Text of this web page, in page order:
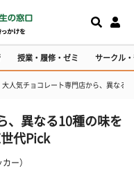
授業・履修・ゼミ サークル
大人気チョコレート専門店から、異なる
、異なる10種の味を
代Pick
ー）